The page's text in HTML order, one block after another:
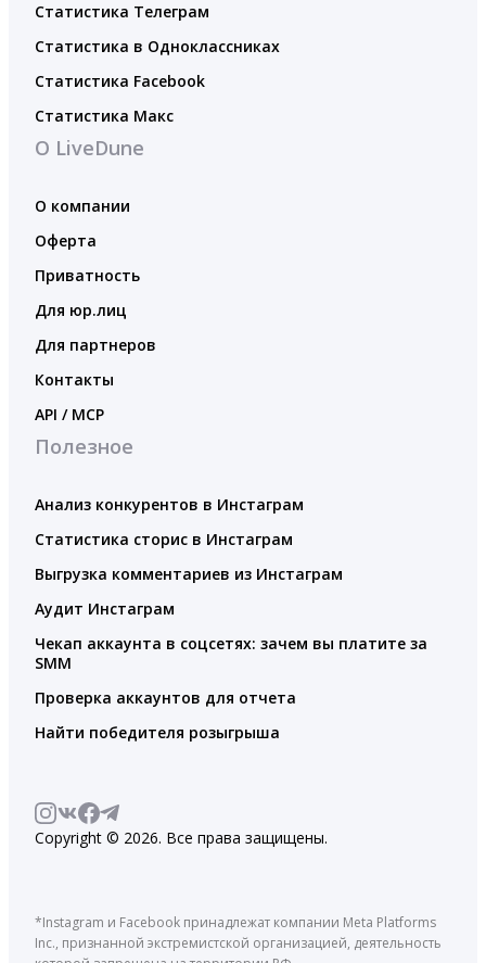
Статистика Телеграм
Статистика в Одноклассниках
Статистика Facebook
Статистика Макс
О LiveDune
О компании
Оферта
Приватность
Для юр.лиц
Для партнеров
Контакты
API / MCP
Полезное
Анализ конкурентов в Инстаграм
Статистика сторис в Инстаграм
Выгрузка комментариев из Инстаграм
Аудит Инстаграм
Чекап аккаунта в соцсетях: зачем вы платите за
SMM
Проверка аккаунтов для отчета
Найти победителя розыгрыша
Copyright © 2026. Все права защищены.
*Instagram и Facebook принадлежат компании Meta Platforms
Inc., признанной экстремистской организацией, деятельность